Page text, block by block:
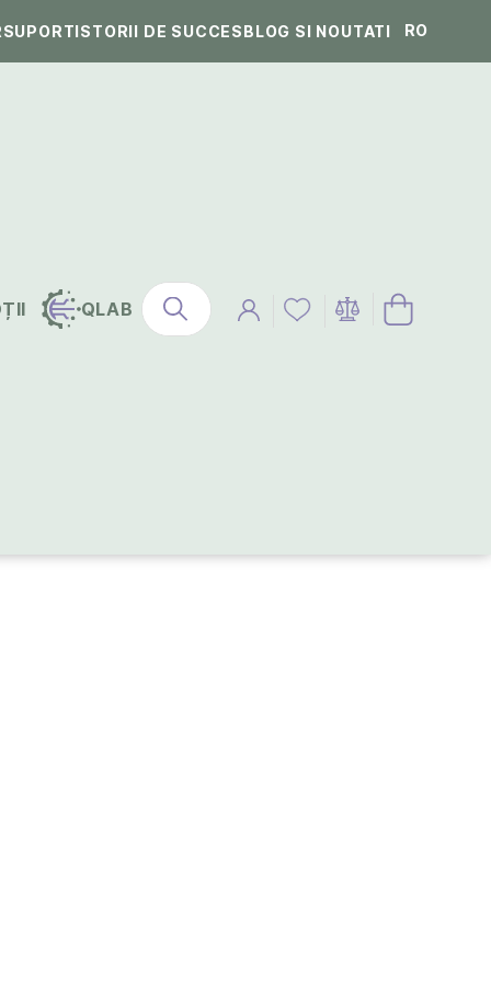
SUPORTISTORII DE SUCCESBLOG SI NOUTATI RO
QLAB